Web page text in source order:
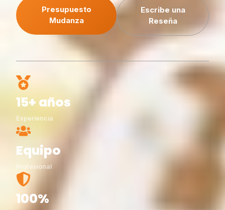
Presupuesto
Mudanza
Escribe una
Reseña
15+ años
Experiencia
Equipo
Profesional
100%